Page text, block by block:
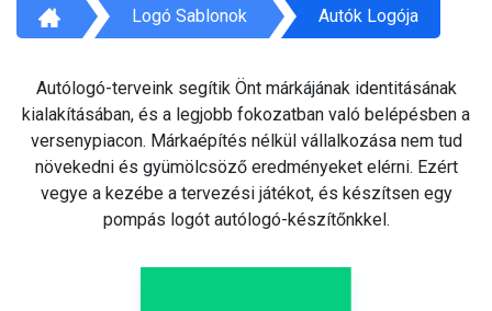
Logó Sablonok Autók Logója
Autólogó-terveink segítik Önt márkájának identitásának
kialakításában, és a legjobb fokozatban való belépésben a
versenypiacon. Márkaépítés nélkül vállalkozása nem tud
növekedni és gyümölcsöző eredményeket elérni. Ezért
vegye a kezébe a tervezési játékot, és készítsen egy
pompás logót autólogó-készítőnkkel.